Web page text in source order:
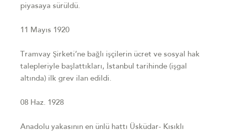
piyasaya sürüldü.
11 Mayıs 1920
Tramvay Şirketi’ne bağlı işçilerin ücret ve sosyal hak
talepleriyle başlattıkları, İstanbul tarihinde (işgal
altında) ilk grev ilan edildi.
08 Haz. 1928
Anadolu yakasının en ünlü hattı Üsküdar- Kısıklı